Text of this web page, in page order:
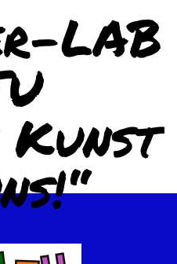
LAB
Kunst